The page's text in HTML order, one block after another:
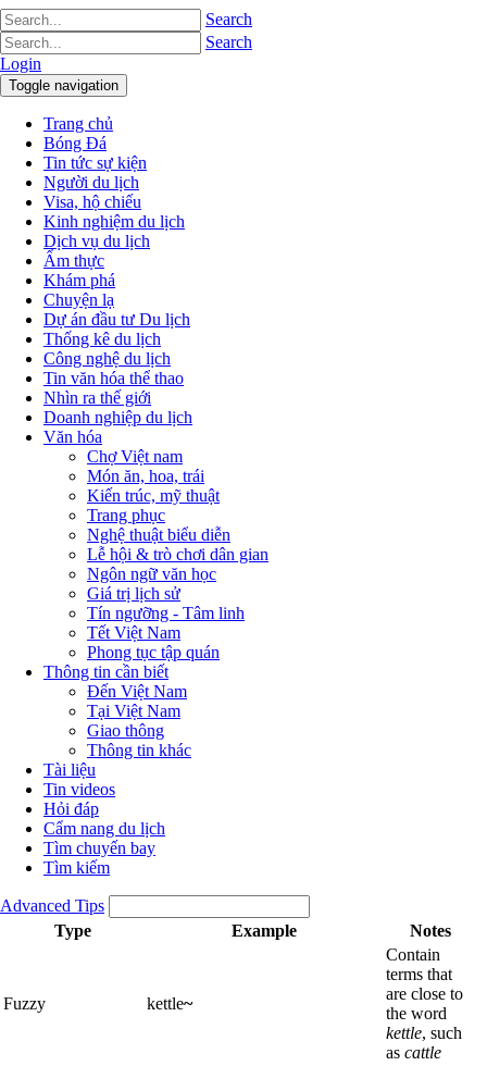
Search
Search
Login
Toggle navigation
Trang chủ
Bóng Đá
Tin tức sự kiện
Người du lịch
Visa, hộ chiếu
Kinh nghiệm du lịch
Dịch vụ du lịch
Ẩm thực
Khám phá
Chuyện lạ
Dự án đầu tư Du lịch
Thống kê du lịch
Công nghệ du lịch
Tin văn hóa thể thao
Nhìn ra thế giới
Doanh nghiệp du lịch
Văn hóa
Chợ Việt nam
Món ăn, hoa, trái
Kiến trúc, mỹ thuật
Trang phục
Nghệ thuật biểu diễn
Lễ hội & trò chơi dân gian
Ngôn ngữ văn học
Giá trị lịch sử
Tín ngưỡng - Tâm linh
Tết Việt Nam
Phong tục tập quán
Thông tin cần biết
Đến Việt Nam
Tại Việt Nam
Giao thông
Thông tin khác
Tài liệu
Tin videos
Hỏi đáp
Cẩm nang du lịch
Tìm chuyến bay
Tìm kiếm
Advanced Tips
Type
Example Notes
Fuzzy kettle~
Contain
terms that
are close to
the word
kettle, such
as cattle